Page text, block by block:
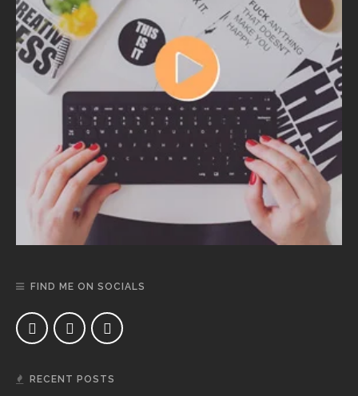
FIND ME ON SOCIALS
RECENT POSTS